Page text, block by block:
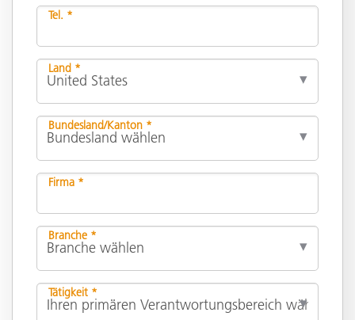
Tel. *
Land *
Bundesland/Kanton *
Firma *
Branche *
Tätigkeit *